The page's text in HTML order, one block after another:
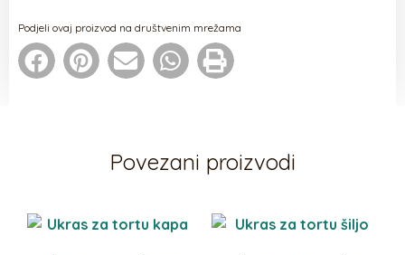
Podjeli ovaj proizvod na društvenim mrežama
Povezani proizvodi